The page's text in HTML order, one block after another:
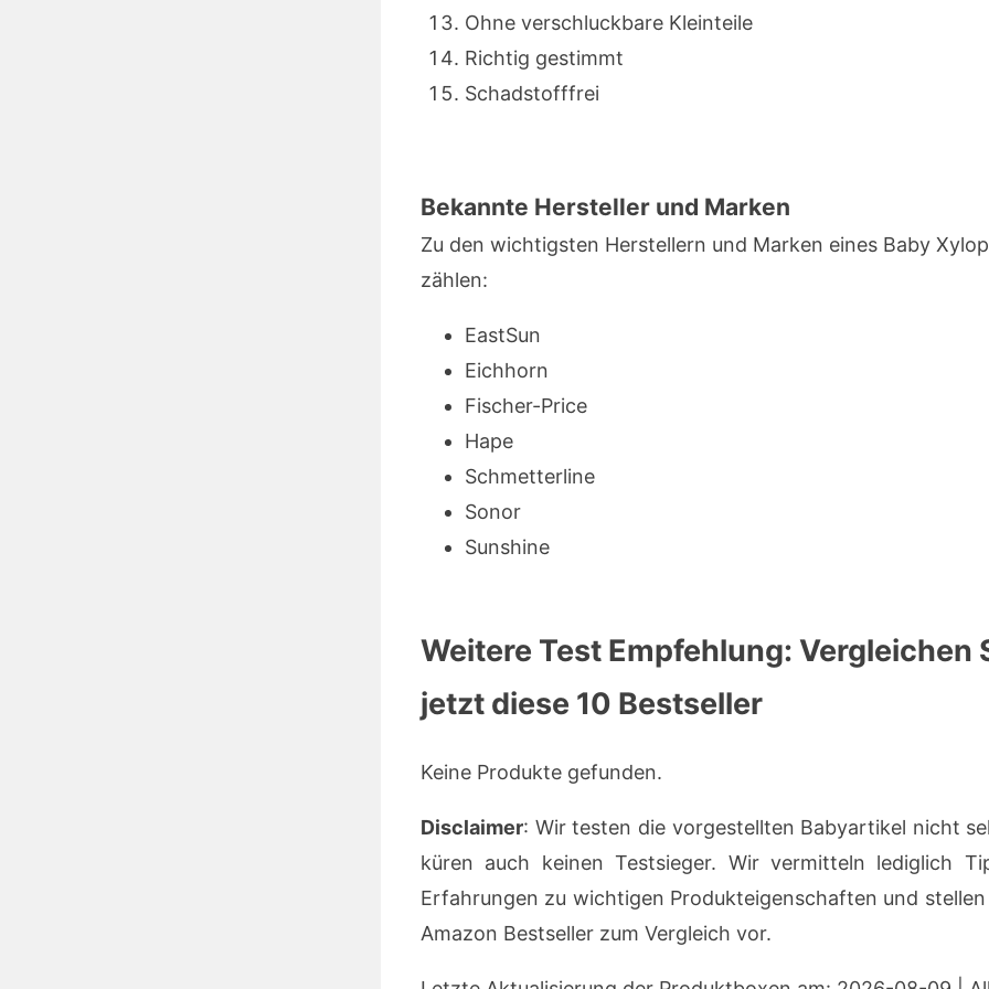
Ohne verschluckbare Kleinteile
Richtig gestimmt
Schadstofffrei
Bekannte Hersteller und Marken
Zu den wichtigsten Herstellern und Marken eines Baby
zählen:
EastSun
Eichhorn
Fischer-Price
Hape
Schmetterline
Sonor
Sunshine
Weitere Test Empfehlung: Vergleichen
jetzt diese 10 Bestseller
Keine Produkte gefunden.
Disclaimer: Wir testen die vorgestellten Babyartikel nicht
küren auch keinen Testsieger. Wir vermitteln lediglich
Erfahrungen zu wichtigen Produkteigenschaften und
Amazon Bestseller zum Vergleich vor.